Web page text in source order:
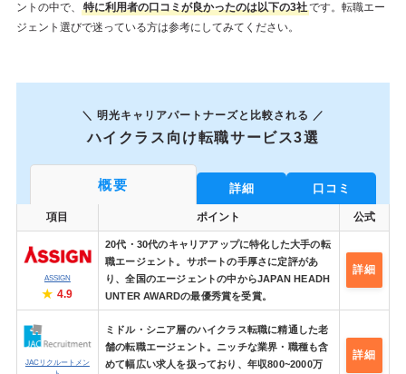
ントの中で、
特に利用者の口コミが良かったのは以下の3社です。転職エー
ジェント選びで迷っている方は参考にしてみてください。
＼ 明光キャリアパートナーズと比較される ／
ハイクラス向け転職サービス3選
概要 詳細 口コミ
項目 ポイント 公式
ASSIGN
4.9
20代・30代のキャリアアップに特化した大手の転
職エージェント。サポートの手厚さに定評があ
り、全国のエージェントの中からJAPAN HEADH
UNTER AWARDの最優秀賞を受賞。
詳細
JACリクルートメン
ミドル・シニア層のハイクラス転職に精通した老
舗の転職エージェント。ニッチな業界・職種も含
めて幅広い求人を扱っており、年収800~2000万
詳細